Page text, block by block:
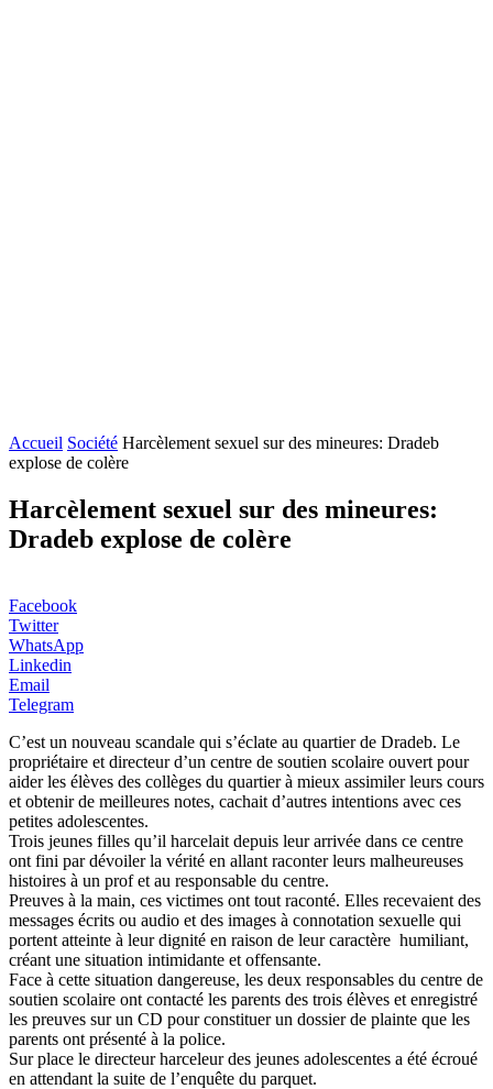
Accueil Société Harcèlement sexuel sur des mineures: Dradeb
explose de colère
Harcèlement sexuel sur des mineures:
Dradeb explose de colère
Facebook
Twitter
WhatsApp
Linkedin
Email
Telegram
C’est un nouveau scandale qui s’éclate au quartier de Dradeb. Le
propriétaire et directeur d’un centre de soutien scolaire ouvert pour
aider les élèves des collèges du quartier à mieux assimiler leurs cours
et obtenir de meilleures notes, cachait d’autres intentions avec ces
petites adolescentes.
Trois jeunes filles qu’il harcelait depuis leur arrivée dans ce centre
ont fini par dévoiler la vérité en allant raconter leurs malheureuses
histoires à un prof et au responsable du centre.
Preuves à la main, ces victimes ont tout raconté. Elles recevaient des
messages écrits ou audio et des images à connotation sexuelle qui
portent atteinte à leur dignité en raison de leur caractère humiliant,
créant une situation intimidante et offensante.
Face à cette situation dangereuse, les deux responsables du centre de
soutien scolaire ont contacté les parents des trois élèves et enregistré
les preuves sur un CD pour constituer un dossier de plainte que les
parents ont présenté à la police.
Sur place le directeur harceleur des jeunes adolescentes a été écroué
en attendant la suite de l’enquête du parquet.